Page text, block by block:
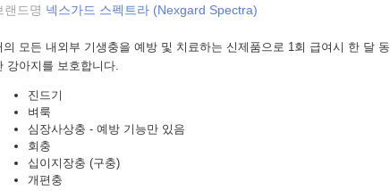
랜드명 넥스가드 스펙트라 (Nexgard Spectra)
의 모든 내외부 기생충을 예방 및 치료하는 신제품으로 1회 급여시 한 달 동
강아지를 보호합니다.
진드기
벼룩
심장사상충 - 예방 기능만 있음
회충
십이지장충 (구충)
개편충